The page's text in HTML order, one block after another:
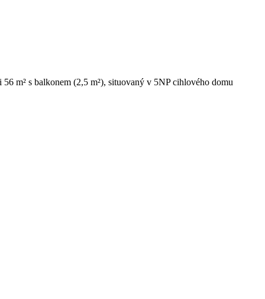
m² s balkonem (2,5 m²), situovaný v 5NP cihlového domu